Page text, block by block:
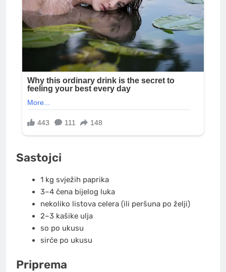
Sastojci
1 kg svježih paprika
3–4 čena bijelog luka
nekoliko listova celera (ili peršuna po želji)
2–3 kašike ulja
so po ukusu
sirće po ukusu
Priprema